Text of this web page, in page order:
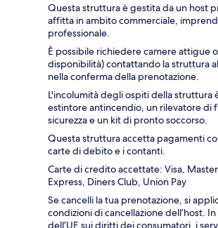
Questa struttura è gestita da un host
affitta in ambito commerciale,
professionale.
È possibile richiedere camere attigue
disponibilità) contattando la struttura
nella conferma della prenotazione.
L'incolumità degli ospiti della struttura
estintore antincendio, un rilevatore di
sicurezza e un kit di pronto soccorso.
Questa struttura accetta pagamenti
carte di debito e i contanti.
Carte di credito accettate: Visa,
Express, Diners Club, Union Pay
Se cancelli la tua prenotazione, si
condizioni di cancellazione dell’host.
dell’UE sui diritti dei consumatori, i